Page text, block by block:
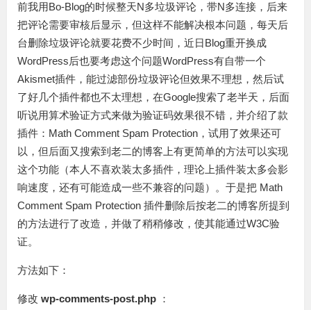
前我用Bo-Blog的时候整天N多垃圾评论，带N多连接，后来
把评论需要审核后显示，但这样不能解决根本问题，每天后
台删除垃圾评论就要花费不少时间，近日Blog重开换成
WordPress后也要考虑这个问题WordPress有自带一个
Akismet插件，能过滤部份垃圾评论但效果不理想，然后试
了好几个插件都也不太理想，在Google搜索了老半天，后面
听说用算术验证方式来做为验证码效果很不错，并介绍了款
插件：Math Comment Spam Protection，试用了效果还可
以，但后面又搜索到老二的博客上有更简单的方法可以实现
这个功能（本人不喜欢装太多插件，理论上插件装太多会影
响速度，还有可能造成一些不兼容的问题）。于是把 Math
Comment Spam Protection 插件删除后按老二的博客所提到
的方法进行了改造，并做了稍稍修改，使其能通过W3C验
证。
方法如下：
修改 wp-comments-post.php ：